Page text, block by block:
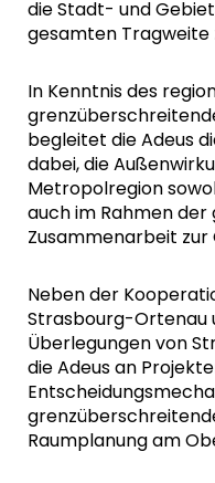
die Stadt- und
gesamten Tragweite
In Kenntnis des
begleitet die Adeus
dabei, die
Metropolregion
auch im Rahmen
Zusammenarbeit zur
Neben der
Strasbourg-Ortenau
Überlegungen von
die Adeus an
Raumplanung am